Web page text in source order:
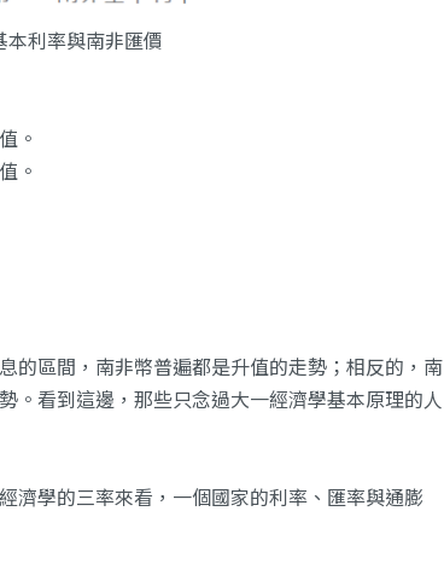
本利率與南非匯價
。
。
的區間，南非幣普遍都是升值的走勢；相反的，南
。看到這邊，那些只念過大一經濟學基本原理的人
濟學的三率來看，一個國家的利率、匯率與通膨